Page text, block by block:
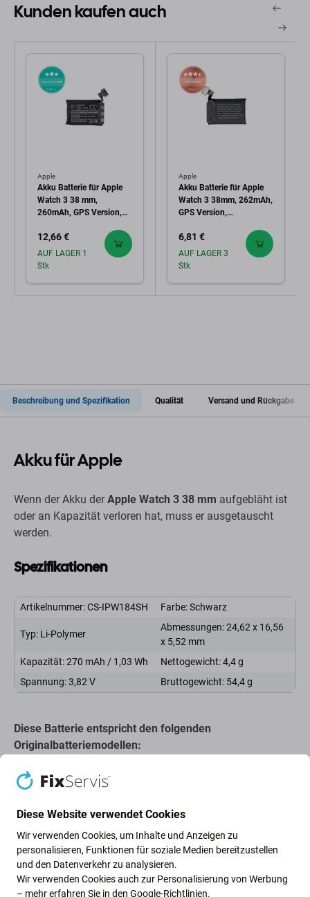
Kunden kaufen auch
Apple
Akku Batterie für Apple
Watch 3 38 mm,
260mAh, GPS Version,
12,66 €
AUF LAGER 1
Stk
Apple
Akku Batterie für Apple
Watch 3 38mm, 262mAh,
GPS Version,
6,81 €
AUF LAGER 3
Stk
Beschreibung und Spezifikation Qualität Versand und Rückgabe
Akku für Apple
Wenn der Akku der Apple Watch 3 38 mm aufgebläht ist
oder an Kapazität verloren hat, muss er ausgetauscht
werden.
Spezifikationen
Artikelnummer: CS-IPW184SH Farbe: Schwarz
Typ: Li-Polymer
Abmessungen: 24,62 x 16,56
x 5,52 mm
Kapazität: 270 mAh / 1,03 Wh
Nettogewicht: 4,4 g
Spannung: 3,82 V
Bruttogewicht: 54,4 g
Diese Batterie entspricht den folgenden
Originalbatteriemodellen:
A1848
Qualität der Ersatzteile
Als„Aftermarket PRO“gekennzeichnete Akkus werden
von Drittanbietern und nicht direkt vom Gerätehersteller
gefertigt. Diese Akkus entsprechen denselben hohen
Diese Website verwendet Cookies
Wir verwenden Cookies, um Inhalte und Anzeigen zu
personalisieren, Funktionen für soziale Medien bereitzustellen
und den Datenverkehr zu analysieren.
Wir verwenden Cookies auch zur Personalisierung von Werbung
– mehr erfahren Sie in den Google-Richtlinien.